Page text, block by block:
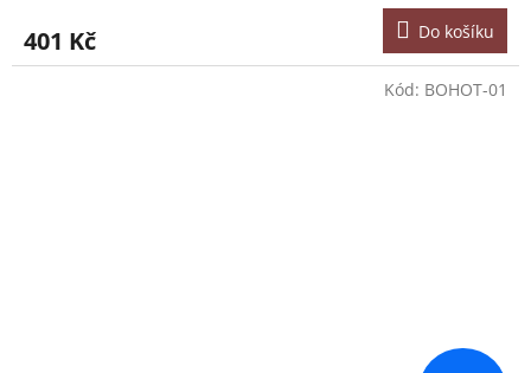
401 Kč Do košíku
Kód: BOHOT-01